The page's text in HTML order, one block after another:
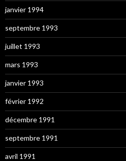
janvier 1994
septembre 1993
juillet 1993
mars 1993
janvier 1993
février 1992
décembre 1991
septembre 1991
avril 1991